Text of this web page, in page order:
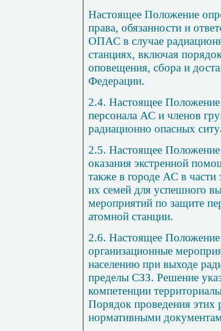
Настоящее Положение
права, обязанности и
ОПАС в случае
станциях, включая
оповещения, сбора и
Федерации.
2.4. Настоящее Положение
персонала АС и членов
радиационно опасных
2.5. Настоящее Положение
оказания экстренной
также в городе АС в
их семей для успешного
мероприятий по защите
атомной станции.
2.6. Настоящее Положение
организационные
населению при выходе
пределы СЗЗ. Решение
компетенции
Порядок проведения этих
нормативными